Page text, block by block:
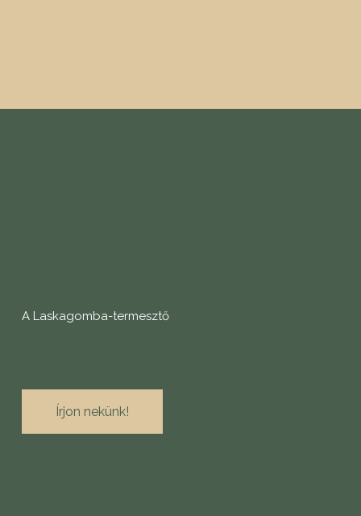
A Laskagomba-termesztő
Írjon nekünk!